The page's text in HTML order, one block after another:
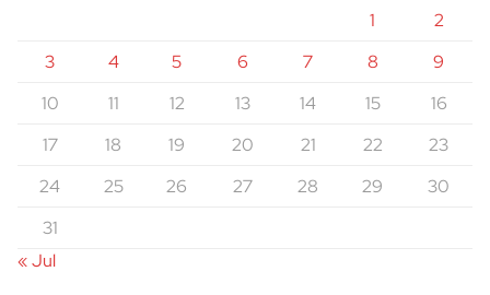
1
2
3
4 5 6 7 8
9
10
11 12 13 14 15
16
17
18 19 20 21 22
23
24
25 26 27 28 29
30
31
« Jul